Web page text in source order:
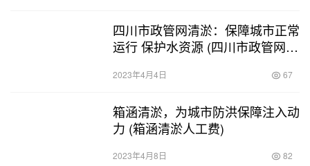
四川市政管网清淤：保障城市正常
运行 保护水资源 (四川市政管网清
2023年4月4日 67
箱涵清淤，为城市防洪保障注入动
力 (箱涵清淤人工费)
2023年4月8日 82